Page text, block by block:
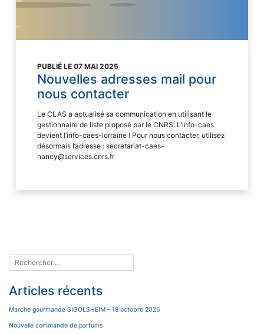
PUBLIÉ LE 07 MAI 2025
Nouvelles adresses mail pour
nous contacter
Le CLAS a actualisé sa communication en utilisant le
gestionnaire de liste proposé par le CNRS. L’info-caes
devient l’info-caes-lorraine ! Pour nous contacter, utilisez
désormais l’adresse : secretariat-caes-
nancy@services.cnrs.fr
Articles récents
Marche gourmande SIGOLSHEIM – 18 octobre 2026
Nouvelle commande de parfums